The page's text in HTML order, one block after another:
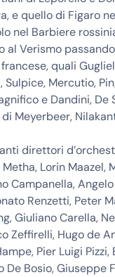
e quello di Figaro
nel Barbiere
al Verismo
quali
Sulpice, Mercutio,
e Dandini, De
Meyerbeer,
direttori
Lorin Maazel,
Campanella,
Renzetti, Peter
Giuliano Carella,
Zeffirelli, Hugo de
Pier Luigi Pizzi,
De Bosio, Giuseppe